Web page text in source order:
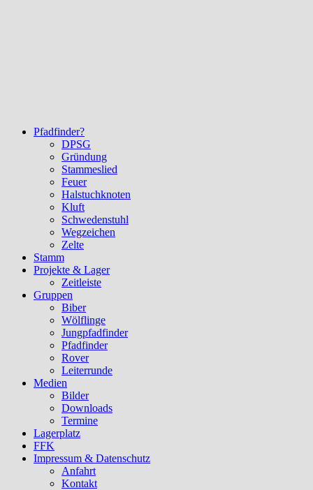
Pfadfinder?
DPSG
Gründung
Stammeslied
Feuer
Halstuchknoten
Kluft
Schwedenstuhl
Wegzeichen
Zelte
Stamm
Projekte & Lager
Zeitleiste
Gruppen
Biber
Wölflinge
Jungpfadfinder
Pfadfinder
Rover
Leiterrunde
Medien
Bilder
Downloads
Termine
Lagerplatz
FFK
Impressum & Datenschutz
Anfahrt
Kontakt